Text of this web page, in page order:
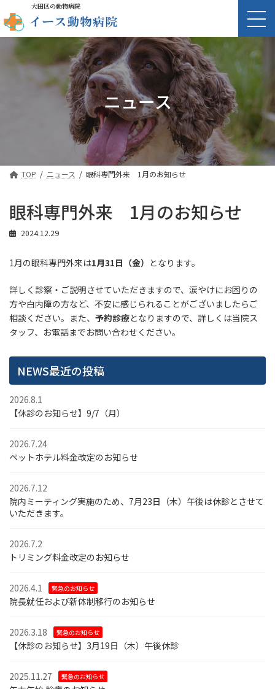
大田区の動物病院
ニュース
TOP ニュース 眼科専門外来 1月のお知らせ
眼科専門外来 1月のお知らせ
2024.12.29
1月の眼科専門外来は1月31日（金） となります。
詳しく診察・ご説明させていただきますので、涙やけにお困りの
方や白内障の方など、不安に感じられることがございましたらご
相談ください。また、 予約診療となりますので、詳しくは当院ス
タッフ、お電話までお問い合わせください。
NEWS最近の投稿
2026.8.1
【休診のお知らせ】9/7（月）
2026.7.24
ペットホテル料金改定のお知らせ
2026.7.12
院内ミーティング実施のため、7月23日（木）午後は休診とさせて
いただきます。
2026.7.2
トリミング料金改定のお知らせ
2026.4.1 緊急のお知らせ
院長就任および新体制移行のお知らせ
2026.3.18 緊急のお知らせ
【休診のお知らせ】3月19日（木）午後休診
2025.11.27 緊急のお知らせ